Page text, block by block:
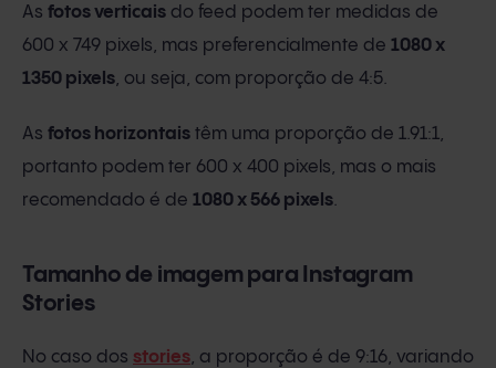
As fotos verticais do feed podem ter medidas de
600 x 749 pixels, mas preferencialmente de 1080 x
1350 pixels, ou seja, com proporção de 4:5.
As fotos horizontais têm uma proporção de 1.91:1,
portanto podem ter 600 x 400 pixels, mas o mais
recomendado é de 1080 x 566 pixels.
Tamanho de imagem para Instagram
Stories
No caso dos stories, a proporção é de 9:16, variando